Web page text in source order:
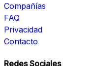
Compañías
FAQ
Privacidad
Contacto
Redes Sociales